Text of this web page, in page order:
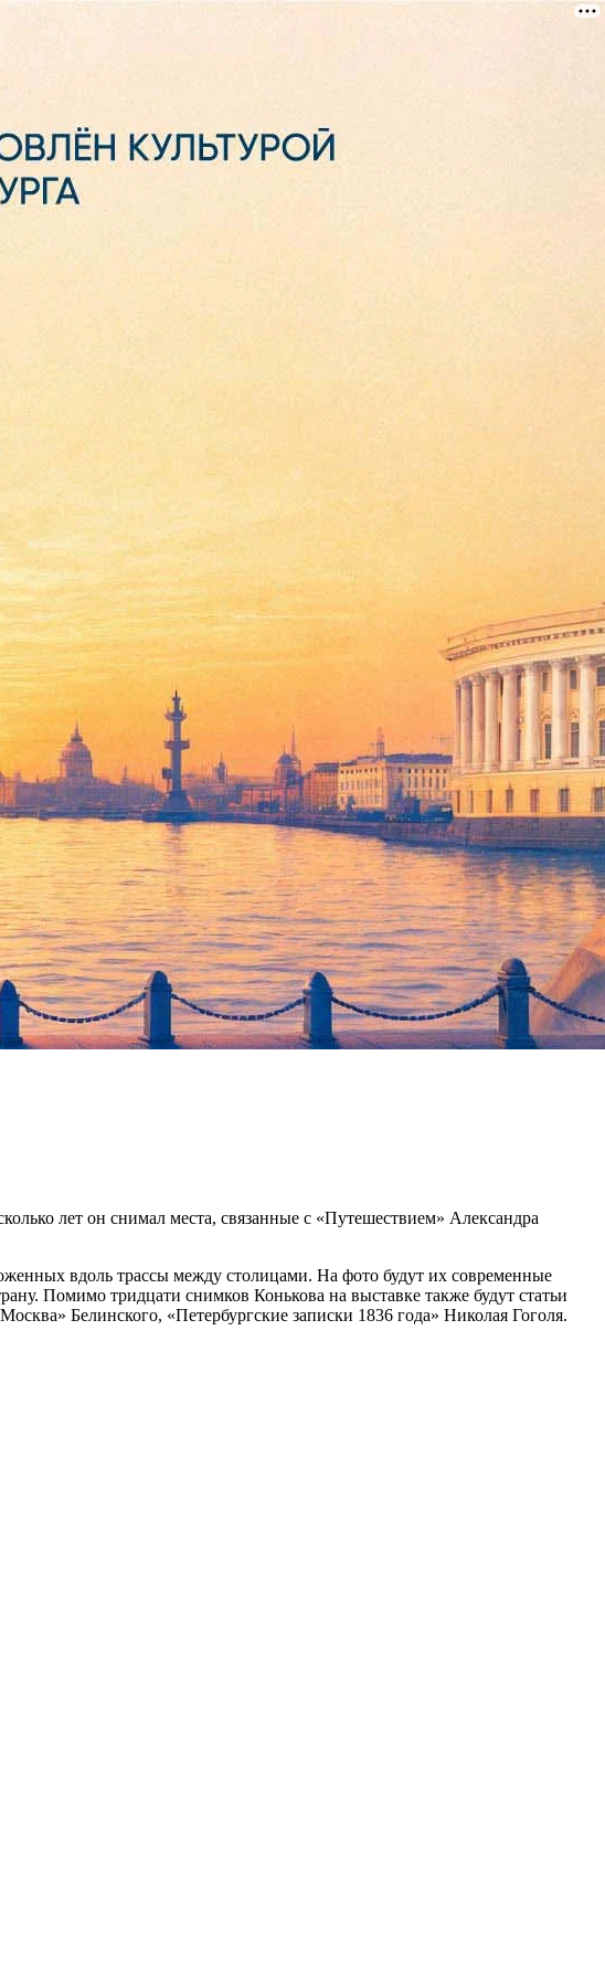
Музей политической истории
лет он снимал места, связанные с «Путешествием» Александра
вдоль трассы между столицами. На фото будут их современные
Помимо тридцати снимков Конькова на выставке также будут статьи
Белинского, «Петербургские записки 1836 года» Николая Гоголя.